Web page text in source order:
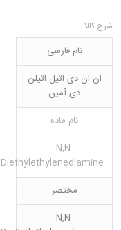
شرح کالا
نام فارسی
ان ان دی اتیل اتیلن
دی آمین
نام ماده
N,N-
Diethylethylenediamine
مختصر
N,N-